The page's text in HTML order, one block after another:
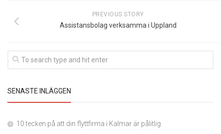
PREVIOUS STORY
Assistansbolag verksamma i Uppland
SENASTE INLÄGGEN
10 tecken på att din flyttfirma i Kalmar är pålitlig